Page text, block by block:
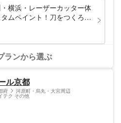
・横浜・レーザーカッター体
ムペイント！刀をつくろ
ランから選ぶ
ル京都
府 河原町・烏丸・大宮周辺
テク その他